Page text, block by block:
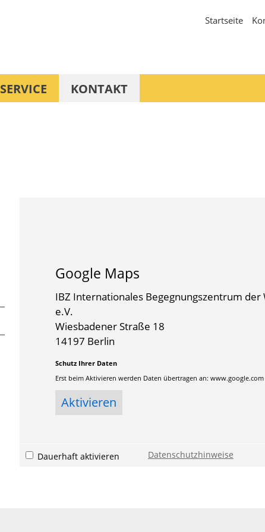
Startseite
SERVICE KONTAKT
Google Maps
IBZ Internationales Begegnungszentrum der
e.V.
Wiesbadener Straße 18
14197 Berlin
Schutz Ihrer Daten
Erst beim Aktivieren werden Daten übertragen an: www.google.com
Dauerhaft aktivieren Datenschutzhinweise